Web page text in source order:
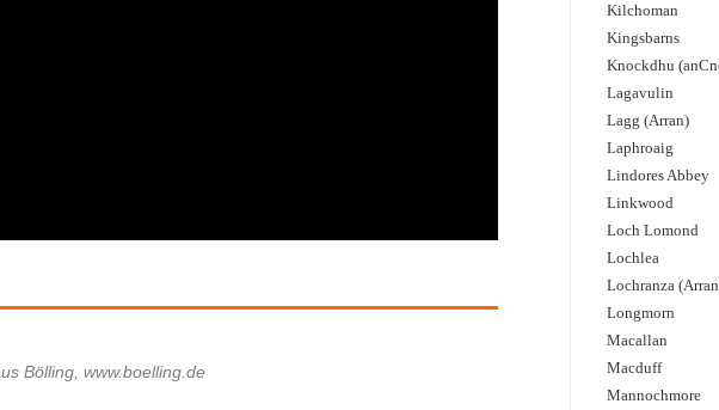
Bölling, www.boelling.de
Kilchoman
Kingsbarns
Knockdhu
Lagavulin
Lagg (Arran)
Laphroaig
Lindores Abbey
Linkwood
Loch Lomond
Lochlea
Lochranza
Longmorn
Macallan
Macduff
Mannochmore